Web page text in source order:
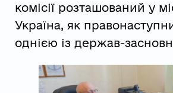
комісії розташований у
Україна, як
однією із держав-